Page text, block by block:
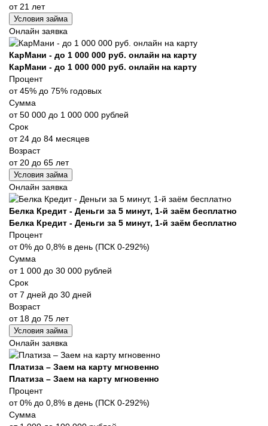
от 21 лет
Условия займа
Онлайн заявка
КарМани - до 1 000 000 руб. онлайн на карту
КарМани - до 1 000 000 руб. онлайн на карту
Процент
от 45% до 75% годовых
Сумма
от 50 000 до 1 000 000 рублей
Срок
от 24 до 84 месяцев
Возраст
от 20 до 65 лет
Условия займа
Онлайн заявка
Белка Кредит - Деньги за 5 минут, 1-й заём бесплатно
Белка Кредит - Деньги за 5 минут, 1-й заём бесплатно
Процент
от 0% до 0,8% в день (ПСК 0-292%)
Сумма
от 1 000 до 30 000 рублей
Срок
от 7 дней до 30 дней
Возраст
от 18 до 75 лет
Условия займа
Онлайн заявка
Платиза – Заем на карту мгновенно
Платиза – Заем на карту мгновенно
Процент
от 0% до 0,8% в день (ПСК 0-292%)
Сумма